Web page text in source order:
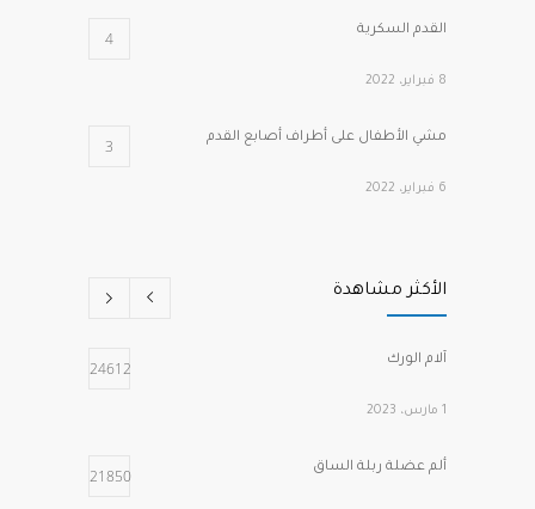
القدم السكرية 4
8 فبراير، 2022
مشي الأطفال على أطراف أصابع القدم 3
6 فبراير، 2022
1 مارس، 2022
الصدفية وآلام المفاصل 2
2 فبراير، 2022
الأكثر مشاهدة
آلام الورك 24612
1 مارس، 2023
ألم عضلة ربلة الساق 21850